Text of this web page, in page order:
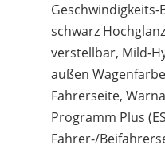
Geschwindigkeits-
schwarz
verstellbar, Mild-
außen
Fahrerseite,
Programm Plus
Fahrer-/